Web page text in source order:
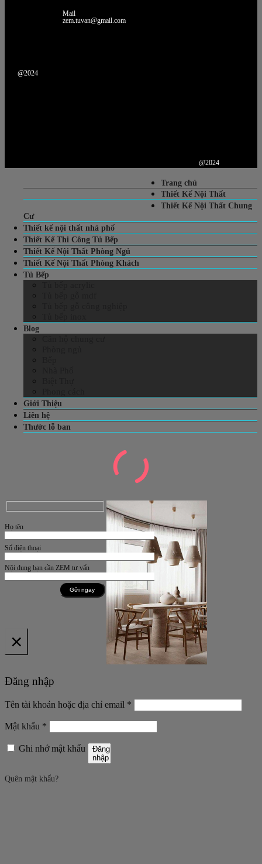
Mail
zem.tuvan@gmail.com
@2024
@2024
Trang chủ
Thiết Kế Nội Thất
Thiết Kế Nội Thất Chung
Cư
Thiết kế nội thất nhà phố
Thiết Kế Thi Công Tủ Bếp
Thiết Kế Nội Thất Phòng Ngủ
Thiết Kế Nội Thất Phòng Khách
Tủ Bếp
Blog
Giới Thiệu
Liên hệ
Thước lỗ ban
Họ tên
Số điện thoại
Nội dung bạn cần ZEM tư vấn
×
Đăng nhập
Tên tài khoản hoặc địa chỉ email *
buộc
Mật khẩu *
buộc
Ghi nhớ mật khẩu
Đăng
nhập
Quên mật khẩu?